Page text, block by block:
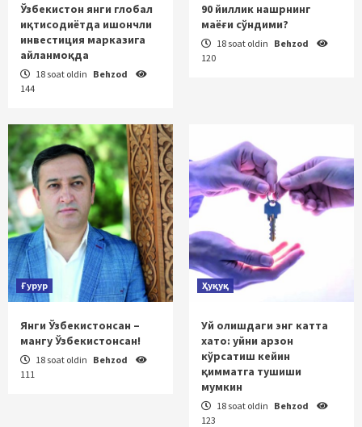
Ўзбекистон янги глобал
иқтисодиётда ишончли
инвестиция марказига
айланмоқда
18 soat oldin Behzod
144
90 йиллик нашрнинг
маёғи сўндими?
18 soat oldin Behzod
120
Ғурур
Янги Ўзбекистонсан –
мангу Ўзбекистонсан!
18 soat oldin Behzod
111
Ҳуқуқ
Уй олишдаги энг катта
хато: уйни арзон
кўрсатиш кейин
қимматга тушиши
мумкин
18 soat oldin Behzod
123